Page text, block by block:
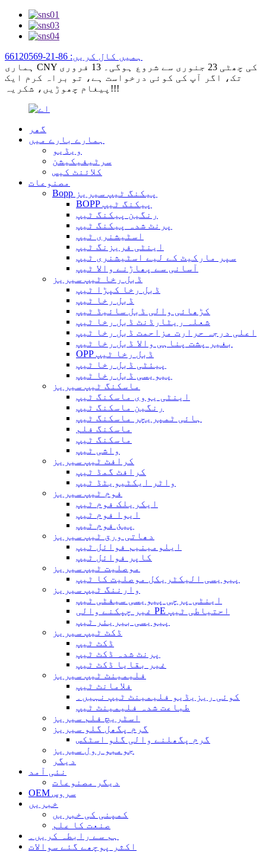
ہمیں کال کریں: 86-21-66120569
ہماری CNY کی چھٹی 23 جنوری سے شروع ہوگی۔ 13 فروری
تک، اگر آپ کی کوئی درخواست ہے، تو براہ کرم ایک
پیغام چھوڑیں، شکریہ!!!
گھر
ہمارے بارے میں
ویڈیو
سرٹیفیکیشن
کلائنٹ کیس
مصنوعات
Bopp پیکنگ ٹیپ سیریز
BOPP پیکنگ ٹیپ
رنگین پیکنگ ٹیپ
پرنٹ شدہ پیکنگ ٹیپ
اسٹیشنری ٹیپ
اینٹی فریزنگ ٹیپ
سپر مارکیٹ کے لیے اسٹیشنری ٹیپ
آسانی سے پھاڑنے والا ٹیپ
ڈبل رخا ٹیپ سیریز
ڈبل رخا کپڑا ٹیپ
ڈبل رخا ٹیپ
کڑھائی والی ڈبل سائیڈ ٹیپ
شعلہ ریٹارڈنٹ ڈبل رخا ٹیپ
اعلی درجہ حرارت مزاحمت ڈبل رخا ٹیپ
بغیر پشت پناہی والا ڈبل ​​رخا ٹیپ
OPP ڈبل رخا ٹیپ
پیئٹی ڈبل رخا ٹیپ
پیویسی ڈبل رخا ٹیپ
ماسکنگ ٹیپ سیریز
اینٹی یووی ماسکنگ ٹیپ
رنگین ماسکنگ ٹیپ
ہائی ٹمپریچر ماسکنگ ٹیپ
ماسکنگ فلم
ماسکنگ ٹیپ
واشی ٹیپ
کرافٹ ٹیپ سیریز
کرافٹ گمڈ ٹیپ
واٹر ایکٹیویٹڈ ٹیپ
فوم ٹیپ سیریز
ایکریلک فوم ٹیپ
ایوا فوم ٹیپ
پیئ فوم ٹیپ
دھاتی ورق ٹیپ سیریز
ایلومینیم فوائل ٹیپ
کاپر فوائل ٹیپ
موصلیت ٹیپ سیریز
پیویسی الیکٹریکل موصلیت کا ٹیپ
وارننگ ٹیپ سیریز
اینٹی پرچی پیویسی سیفٹی ٹیپ
غیر چپکنے والی PE احتیاطی ٹیپ
پیویسی بیریئر ٹیپ
ڈکٹ ٹیپ سیریز
ڈکٹ ٹیپ
پرنٹ شدہ ڈکٹ ٹیپ
غیر بقایا ڈکٹ ٹیپ
فلیمینٹ ٹیپ سیریز
فلامانٹ ٹیپ
کوئی ریزیڈیو فلیمینٹ ٹیپ نہیں۔
طباعت شدہ فلیمینٹ ٹیپ
اسٹریچ فلم سیریز
گرم پگھل گلو سیریز
گرم پگھلنے والی گلو اسٹکس
جومبو رول سیریز
دیگر
نئی آمد
دیگر مصنوعات
OEM سروس
خبریں
کمپنی کی خبریں
صنعت کا علم
ہم سے رابطہ کریں۔
اکثر پوچھے گئے سوالات